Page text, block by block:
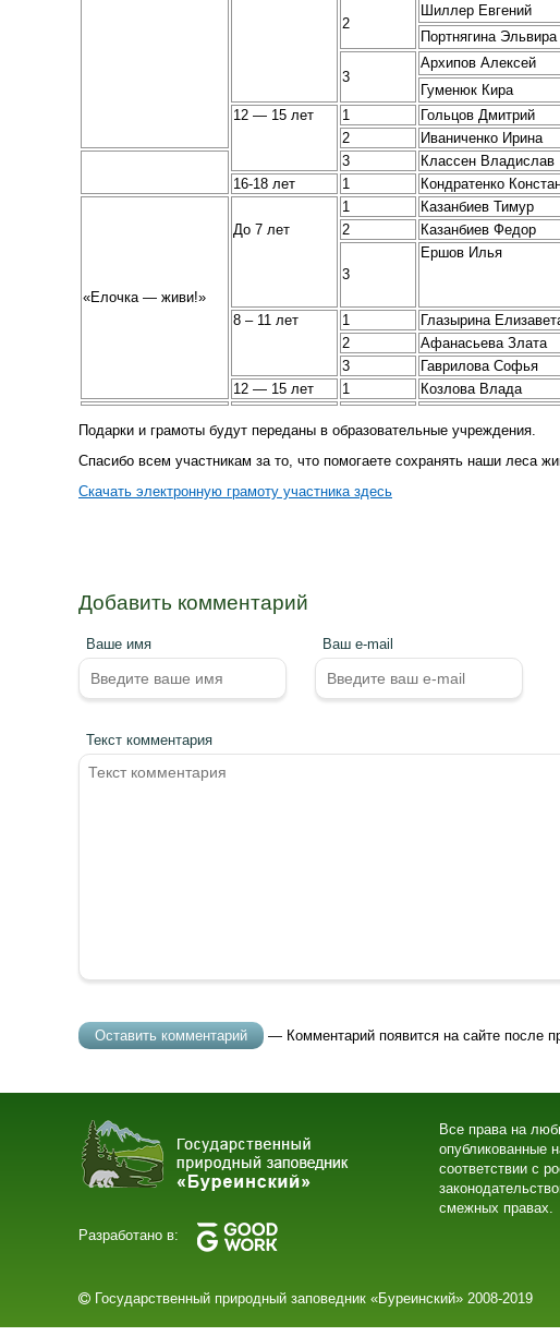
2
Шиллер Евгений
Портнягина Эльвира
3
Архипов Алексей
Гуменюк Кира
12 — 15 лет
1 Гольцов Дмитрий
2 Иваниченко Ирина
3
Классен Владислав
16-18 лет 1 Кондратенко
«Елочка — живи!»
До 7 лет
1 Казанбиев Тимур
2 Казанбиев Федор
3
Ершов Илья
8 – 11 лет 1 Глазырина
2
Афанасьева Злата
3
Гаврилова Софья
12 — 15 лет
1 Козлова Влада
Подарки и грамоты будут переданы в образовательные учреждения.
Спасибо всем участникам за то, что помогаете сохранять наши леса
Скачать электронную грамоту участника здесь
Добавить комментарий
Ваше имя Ваш e-mail
Текст комментария
— Комментарий появится на сайте после
Разработано в:
Все права на
опубликованные
соответствии с
смежных правах.
Государственный природный заповедник «Буреинский» 2008-2019